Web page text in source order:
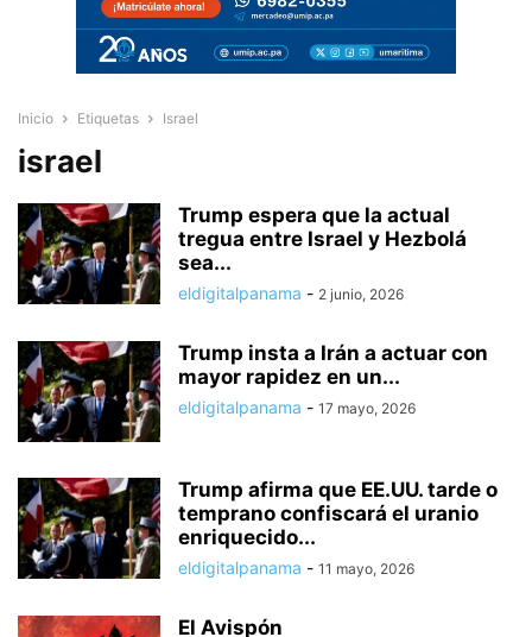
Inicio Etiquetas Israel
israel
Trump espera que la actual
tregua entre Israel y Hezbolá
sea...
eldigitalpanama - 2 junio, 2026
Trump insta a Irán a actuar con
mayor rapidez en un...
eldigitalpanama - 17 mayo, 2026
Trump afirma que EE.UU. tarde o
temprano confiscará el uranio
enriquecido...
eldigitalpanama - 11 mayo, 2026
El Avispón